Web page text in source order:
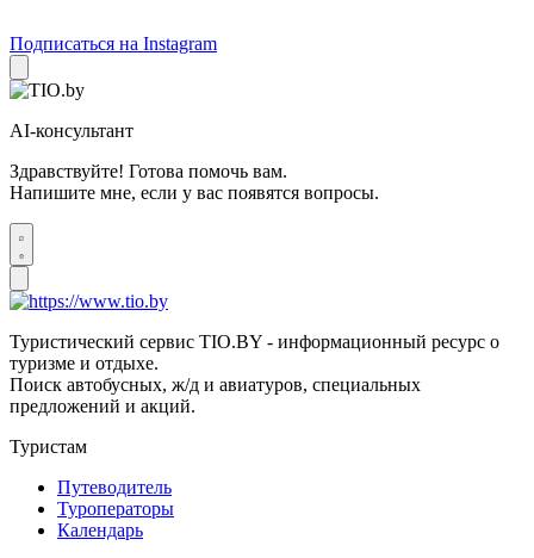
Подписаться на Instagram
AI-консультант
Здравствуйте! Готова помочь вам.
Напишите мне, если у вас появятся вопросы.
Туристический сервис TIO.BY - информационный ресурс о
туризме и отдыхе.
Поиск автобусных, ж/д и авиатуров, специальных
предложений и акций.
Туристам
Путеводитель
Туроператоры
Календарь